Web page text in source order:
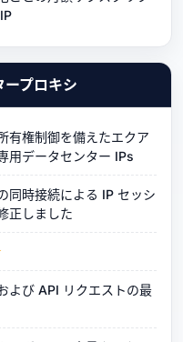
プロキシ
有権制御を備えたエクア
用データセンター IPs
同時接続による IP セッシ
正しました
よび API リクエストの最